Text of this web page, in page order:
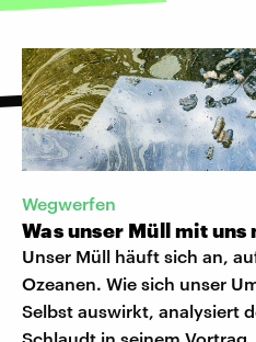
Wegwerfen
Was unser Müll mit uns
Unser Müll häuft sich an,
Ozeanen. Wie sich unser
Selbst auswirkt, analysiert